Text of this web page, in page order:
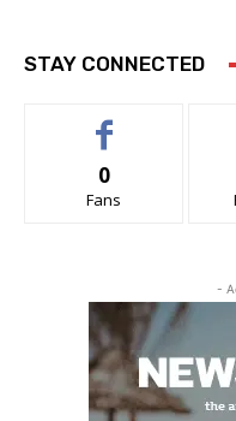
STAY CONNECTED
0
Fans
-